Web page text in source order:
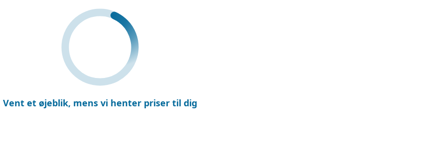
Vent et øjeblik, mens vi henter priser til dig